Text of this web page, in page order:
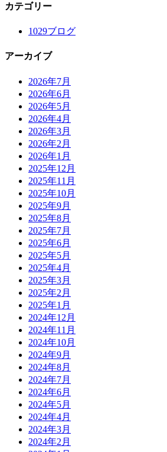
カテゴリー
1029ブログ
アーカイブ
2026年7月
2026年6月
2026年5月
2026年4月
2026年3月
2026年2月
2026年1月
2025年12月
2025年11月
2025年10月
2025年9月
2025年8月
2025年7月
2025年6月
2025年5月
2025年4月
2025年3月
2025年2月
2025年1月
2024年12月
2024年11月
2024年10月
2024年9月
2024年8月
2024年7月
2024年6月
2024年5月
2024年4月
2024年3月
2024年2月